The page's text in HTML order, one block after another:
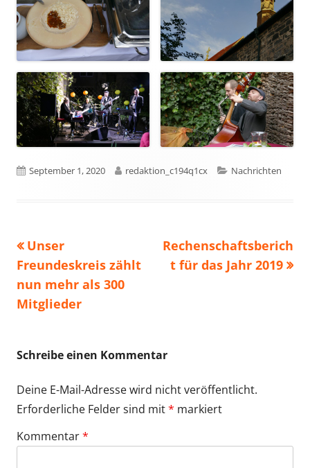
Veröffentlicht
September 1, 2020 Autor
redaktion_c194q1cx Kategorien
Nachrichten
Beitragsnavigation
Vorheriger
Beitrag:
Unser
Freundeskreis zählt
nun mehr als 300
Mitglieder
Nächster
Beitrag
Rechenschaftsberich
t für das Jahr 2019
Schreibe einen Kommentar
Deine E-Mail-Adresse wird nicht veröffentlicht.
Erforderliche Felder sind mit* markiert
Kommentar*